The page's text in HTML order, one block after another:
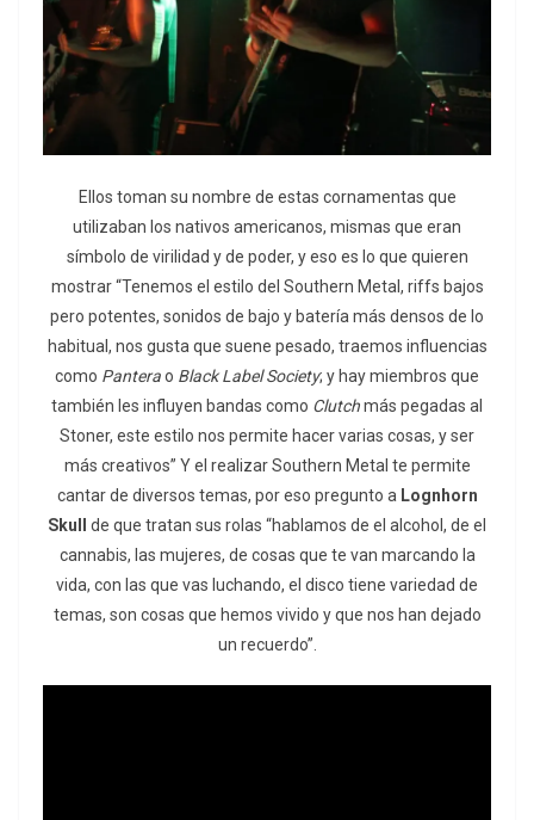
Ellos toman su nombre de estas cornamentas que
utilizaban los nativos americanos, mismas que eran
símbolo de virilidad y de poder, y eso es lo que quieren
mostrar “Tenemos el estilo del Southern Metal, riffs bajos
pero potentes, sonidos de bajo y batería más densos de lo
habitual, nos gusta que suene pesado, traemos influencias
como Panterao Black Label Society; y hay miembros que
también les influyen bandas como Clutchmás pegadas al
Stoner, este estilo nos permite hacer varias cosas, y ser
más creativos” Y el realizar Southern Metal te permite
cantar de diversos temas, por eso pregunto a Lognhorn
Skull de que tratan sus rolas “hablamos de el alcohol, de el
cannabis, las mujeres, de cosas que te van marcando la
vida, con las que vas luchando, el disco tiene variedad de
temas, son cosas que hemos vivido y que nos han dejado
un recuerdo”.